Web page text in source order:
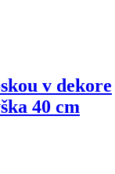
v dekore
40 cm